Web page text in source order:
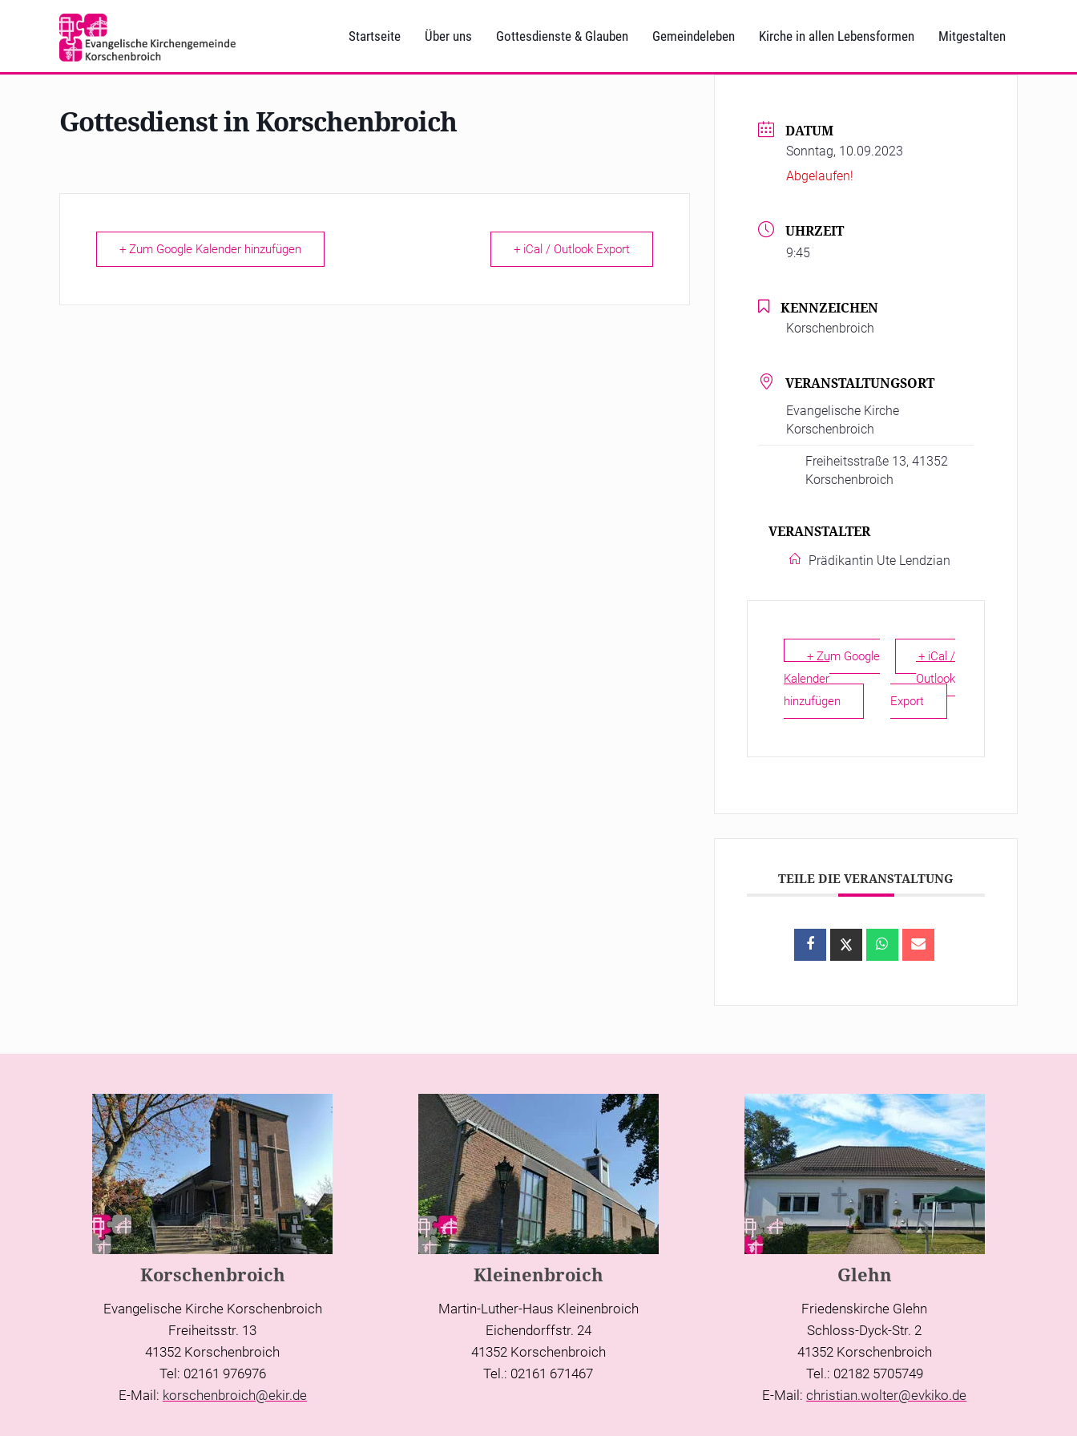
Startseite Über uns Gottesdienste & Glauben Gemeindeleben Kirche in allen Lebensformen Mitgestalten
Gottesdienst in Korschenbroich
+ Zum Google Kalender hinzufügen + iCal / Outlook Export
DATUM
Sonntag, 10.09.2023
Abgelaufen!
UHRZEIT
9:45
KENNZEICHEN
Korschenbroich
VERANSTALTUNGSORT
Evangelische Kirche
Korschenbroich
Freiheitsstraße 13, 41352
Korschenbroich
VERANSTALTER
Prädikantin Ute Lendzian
+ Zum Google
Kalender
hinzufügen
+ iCal /
Outlook
Export
TEILE DIE VERANSTALTUNG
Korschenbroich
Evangelische Kirche Korschenbroich
Freiheitsstr. 13
41352 Korschenbroich
Tel: 02161 976976
E-Mail: korschenbroich@ekir.de
Kleinenbroich
Martin-Luther-Haus Kleinenbroich
Eichendorffstr. 24
41352 Korschenbroich
Tel.: 02161 671467
Glehn
Friedenskirche Glehn
Schloss-Dyck-Str. 2
41352 Korschenbroich
Tel.: 02182 5705749
E-Mail:christian.wolter@evkiko.de